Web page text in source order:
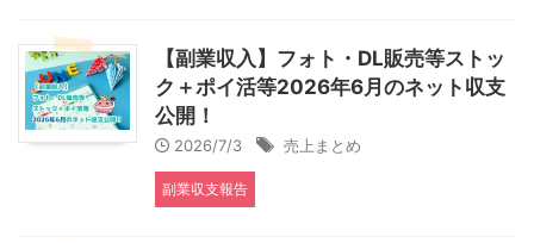
【副業収入】フォト・DL販売等ストッ
ク＋ポイ活等2026年6月のネット収支
公開！
2026/7/3 売上まとめ
副業収支報告